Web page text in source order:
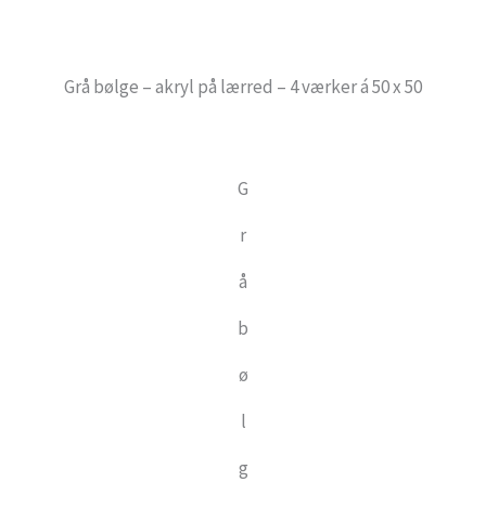
Grå bølge – akryl på lærred – 4 værker á 50 x 50
G
r
å
b
ø
l
g